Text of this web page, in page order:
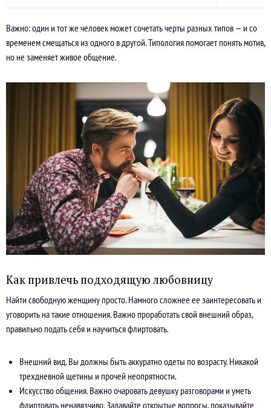
Важно: один и тот же человек может сочетать черты разных типов — и со
временем смещаться из одного в другой. Типология помогает понять мотив,
но не заменяет живое общение.
Как привлечь подходящую любовницу
Найти свободную женщину просто. Намного сложнее ее заинтересовать и
уговорить на такие отношения. Важно проработать свой внешний образ,
правильно подать себя и научиться флиртовать.
Внешний вид. Вы должны быть аккуратно одеты по возрасту. Никакой
трехдневной щетины и прочей неопрятности.
Искусство общения. Важно очаровать девушку разговорами и уметь
флиртовать ненавязчиво. Задавайте открытые вопросы, показывайте